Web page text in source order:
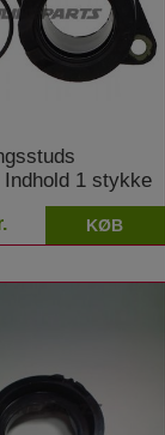
Indhold 1 stykke
TW 125 H
KØB